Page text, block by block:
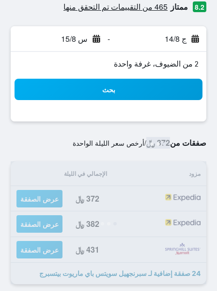
8.2 ممتاز 465 من التقييمات تم التحقق منها
ج 14/8 - س 15/8
2 من الضيوف، غرفة واحدة
بحث
صفقات من372 ﷼ /أرخص سعر الليلة الواحدة
مزود الإجمالي في الليلة
372 ﷼ عرض الصفقة
382 ﷼ عرض الصفقة
431 ﷼ عرض الصفقة
24 صفقة إضافية لـ سبرنجهيل سويتس باي ماريوت بيتسبرج